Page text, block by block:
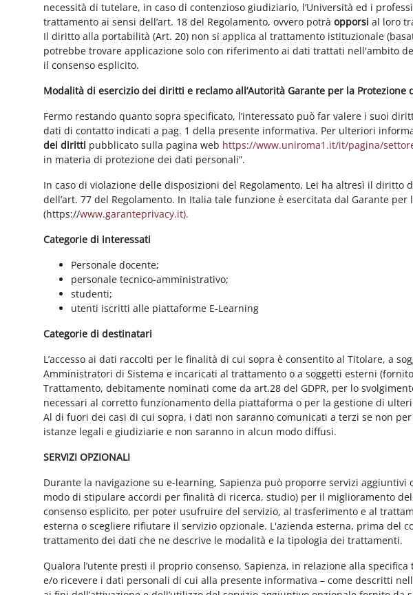
necessità di tutelare, in caso di contenzioso giudiziario, l’Università ed i
trattamento ai sensi dell’art. 18 del Regolamento, ovvero potràopporsi al loro
Il diritto alla portabilità (Art. 20) non si applica al trattamento istituzionale
potrebbe trovare applicazione solo con riferimento ai dati trattati nell'ambito
il consenso esplicito.
Modalità di esercizio dei diritti e reclamo all’Autorità Garante per la Protezione
Fermo restando quanto sopra specificato, l’interessato può far valere i suoi
dati di contatto indicati a pag. 1 della presente informativa. Per ulteriori
dei diritti pubblicato sulla pagina web https://www.uniroma1.it/it/pagina/
in materia di protezione dei dati personali”.
In caso di violazione delle disposizioni del Regolamento, Lei ha altresì il diritto
dell’art. 77 del Regolamento. In Italia tale funzione è esercitata dal Garante
(https://www.garanteprivacy.it).
Categorie di interessati
Personale docente;
personale tecnico-amministrativo;
studenti;
utenti iscritti alle piattaforme E-Learning
Categorie di destinatari
L’accesso ai dati raccolti per le finalità di cui sopra è consentito al Titolare, a
Amministratori di Sistema e incaricati al trattamento o a soggetti esterni
Trattamento, debitamente nominati come da art.28 del GDPR, per lo
necessari al corretto funzionamento della piattaforma o per la gestione di
Al di fuori dei casi di cui sopra, i dati non saranno comunicati a terzi se non
istanze legali e giudiziarie e non saranno in alcun modo diffusi.
SERVIZI OPZIONALI
Durante la navigazione su e-learning, Sapienza può proporre servizi aggiuntivi
modo di stipulare accordi per finalità di ricerca, studio) per il miglioramento
consenso esplicito, per poter usufruire del servizio, al trasferimento e al
esterna o scegliere rifiutare il servizio opzionale. L'azienda esterna, prima del
trattamento dei dati che ne descrive le modalità e la tipologia dei trattamenti.
Qualora l’utente presti il proprio consenso, Sapienza, in relazione alla
e/o ricevere i dati personali di cui alla presente informativa – come descritti